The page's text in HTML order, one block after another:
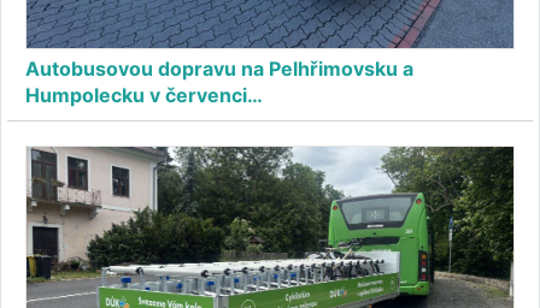
Autobusovou dopravu na Pelhřimovsku a
Humpolecku v červenci…